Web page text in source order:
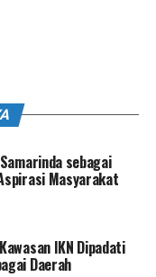
sebagai
Masyarakat
IKN Dipadati
Daerah